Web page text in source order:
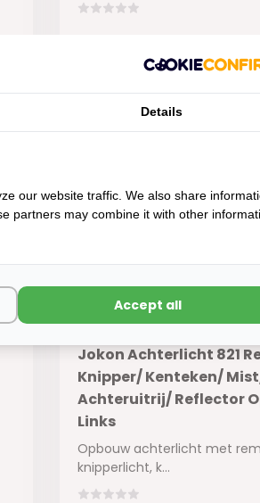
€64,60
Jokon Achterlicht 821
Knipper/ Kenteken/
Achteruitrij/ Reflector
Links
Opbouw achterlicht met
knipperlicht, k...
Details
our website traffic. We also share
partners may combine it with other
Accept all